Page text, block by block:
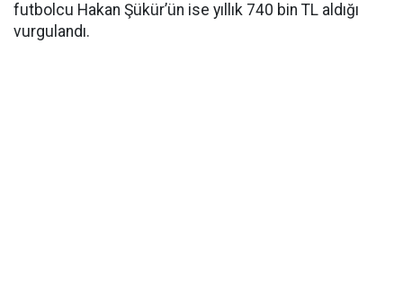
futbolcu Hakan Şükür’ün ise yıllık 740 bin TL aldığı
vurgulandı.